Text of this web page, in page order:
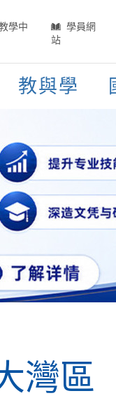
學中
學員網
站
教與學
灣區